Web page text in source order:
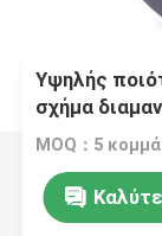
Υψηλής
σχήμα
MOQ：5